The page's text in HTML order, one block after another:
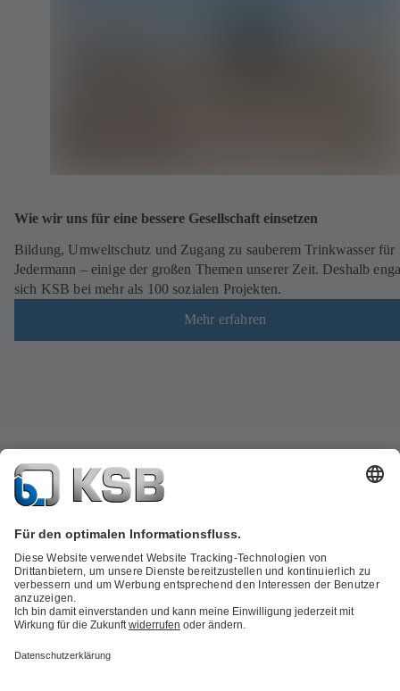
Wie wir uns für eine bessere Gesellschaft einsetzen
Bildung, Umweltschutz und Zugang zu sauberem Trinkwasser für
Jedermann – einige der großen Themen unserer Zeit. Deshalb
sich KSB bei mehr als 100 sozialen Projekten.
Mehr erfahren